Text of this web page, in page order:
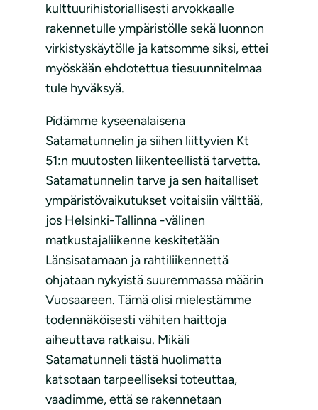
kulttuurihistoriallisesti arvokkaalle
rakennetulle ympäristölle sekä luonnon
virkistyskäytölle ja katsomme siksi, ettei
myöskään ehdotettua tiesuunnitelmaa
tule hyväksyä.
Pidämme kyseenalaisena
Satamatunnelin ja siihen liittyvien Kt
51:n muutosten liikenteellistä tarvetta.
Satamatunnelin tarve ja sen haitalliset
ympäristövaikutukset voitaisiin välttää,
jos Helsinki-Tallinna -välinen
matkustajaliikenne keskitetään
Länsisatamaan ja rahtiliikennettä
ohjataan nykyistä suuremmassa määrin
Vuosaareen. Tämä olisi mielestämme
todennäköisesti vähiten haittoja
aiheuttava ratkaisu. Mikäli
Satamatunneli tästä huolimatta
katsotaan tarpeelliseksi toteuttaa,
vaadimme, että se rakennetaan